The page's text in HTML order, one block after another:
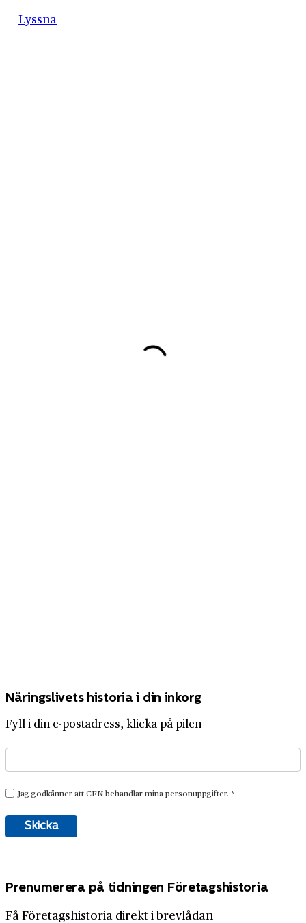
Lyssna
Näringslivets historia i din inkorg
Fyll i din e-postadress, klicka på pilen
Prenumerera på tidningen Företagshistoria
Få Företagshistoria direkt i brevlådan